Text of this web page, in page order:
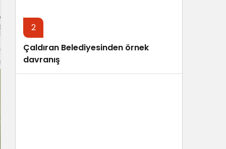
2
Çaldıran Belediyesinden örnek
davranış